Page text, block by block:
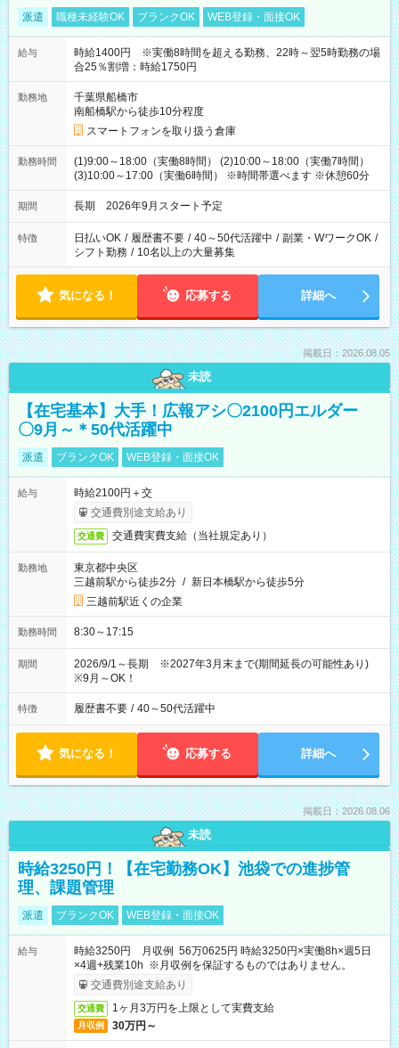
派遣 職種未経験OK ブランクOK WEB登録・面接OK
給与
時給1400円 ※実働8時間を超える勤務、22時～翌5時勤務の場
合25％割増：時給1750円
勤務地
千葉県船橋市
南船橋駅から徒歩10分程度
スマートフォンを取り扱う倉庫
勤務時間
(1)9:00～18:00（実働8時間） (2)10:00～18:00（実働7時間）
(3)10:00～17:00（実働6時間） ※時間帯選べます ※休憩60分
期間 長期 2026年9月スタート予定
特徴 日払いOK / 履歴書不要 / 40～50代活躍中 / 副業・WワークOK /
シフト勤務 / 10名以上の大量募集
気になる！ 応募する 詳細へ
掲載日：2026.08.05
未読
【在宅基本】大手！広報アシ〇2100円エルダー
〇9月～＊50代活躍中
派遣 ブランクOK WEB登録・面接OK
給与
時給2100円＋交
交通費別途支給あり
交通費 交通費実費支給（当社規定あり）
勤務地
東京都中央区
三越前駅から徒歩2分 / 新日本橋駅から徒歩5分
三越前駅近くの企業
勤務時間 8:30～17:15
期間
2026/9/1～長期 ※2027年3月末まで(期間延長の可能性あり)
※9月～OK！
特徴 履歴書不要 / 40～50代活躍中
気になる！ 応募する 詳細へ
掲載日：2026.08.06
未読
時給3250円！【在宅勤務OK】池袋での進捗管
理、課題管理
派遣 ブランクOK WEB登録・面接OK
給与
時給3250円 月収例 56万0625円 時給3250円×実働8h×週5日
×4週+残業10h ※月収例を保証するものではありません。
交通費別途支給あり
交通費 1ヶ月3万円を上限として実費支給
月収例 30万円～